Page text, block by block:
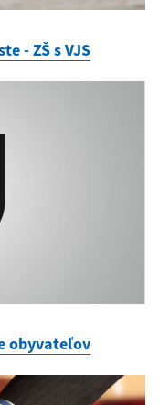
- ZŠ s VJS
obyvateľov